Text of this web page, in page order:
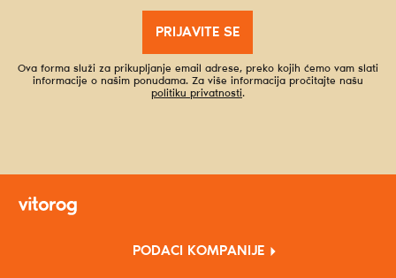
PRIJAVITE SE
Ova forma služi za prikupljanje email adrese, preko kojih ćemo vam slati
informacije o našim ponudama. Za više informacija pročitajte našu
politiku privatnosti.
PODACI KOMPANIJE